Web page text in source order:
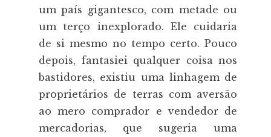
um país gigantesco, com metade ou
um terço inexplorado. Ele cuidaria
de si mesmo no tempo certo. Pouco
depois, fantasiei qualquer coisa nos
bastidores, existiu uma linhagem de
proprietários de terras com aversão
ao mero comprador e vendedor de
mercadorias, que sugeria uma